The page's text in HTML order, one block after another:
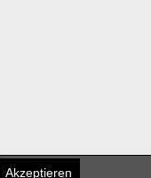
Akzeptieren